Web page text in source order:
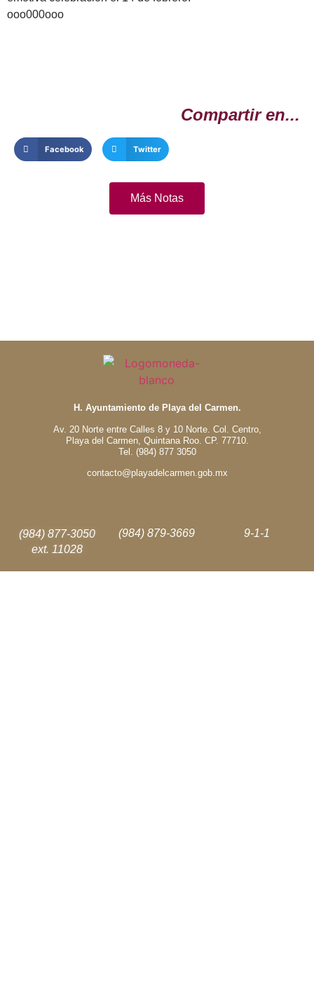
ooo000ooo
Compartir en...
Facebook Twitter
Más Notas
H. Ayuntamiento de Playa del Carmen.
Av. 20 Norte entre Calles 8 y 10 Norte. Col. Centro,
Playa del Carmen, Quintana Roo. CP. 77710.
Tel. (984) 877 3050
contacto@playadelcarmen.gob.mx
(984) 877-3050
ext. 11028
(984) 879-3669 9-1-1